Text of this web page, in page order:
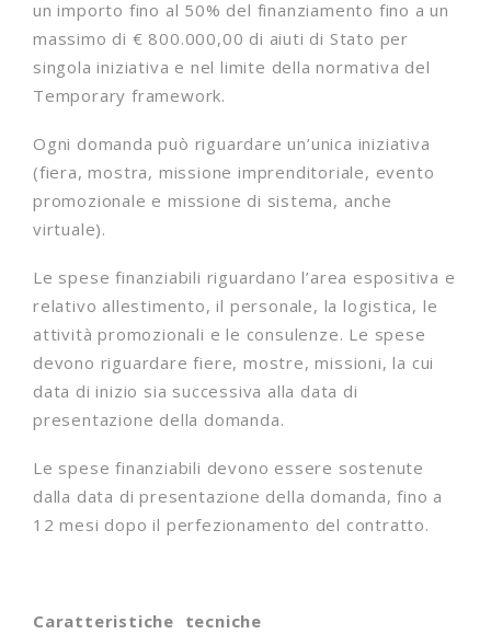
un importo fino al 50% del finanziamento fino a un
massimo di € 800.000,00 di aiuti di Stato per
singola iniziativa e nel limite della normativa del
Temporary framework.
Ogni domanda può riguardare un’unica iniziativa
(fiera, mostra, missione imprenditoriale, evento
promozionale e missione di sistema, anche
virtuale).
Le spese finanziabili riguardano l’area espositiva e
relativo allestimento, il personale, la logistica, le
attività promozionali e le consulenze. Le spese
devono riguardare fiere, mostre, missioni, la cui
data di inizio sia successiva alla data di
presentazione della domanda.
Le spese finanziabili devono essere sostenute
dalla data di presentazione della domanda, fino a
12 mesi dopo il perfezionamento del contratto.
Caratteristiche tecniche